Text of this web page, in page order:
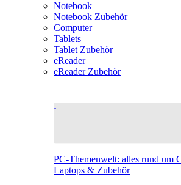
Notebook
Notebook Zubehör
Computer
Tablets
Tablet Zubehör
eReader
eReader Zubehör
PC-Themenwelt: alles rund um
Laptops & Zubehör